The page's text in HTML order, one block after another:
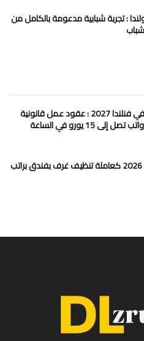
: تجربة شبابية مدعومة بالكامل من
العمل الموسمي في فنلندا 2027 : عقود عمل قانونية
15 يورو في الساعة
عقد عمل في كندا 2026 كعاملة تنظيف غرف بفندق براتب